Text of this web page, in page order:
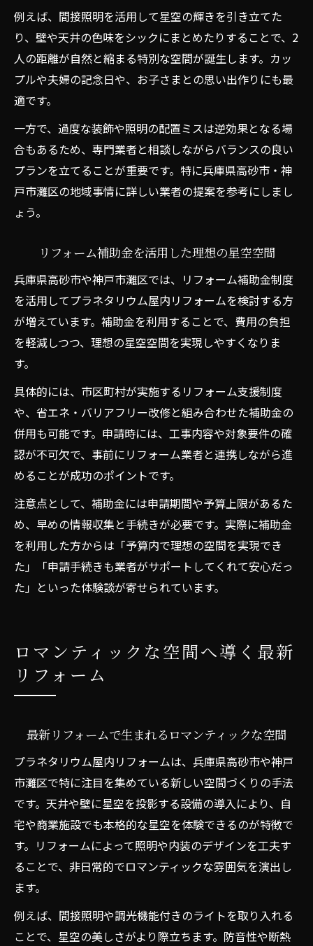
例えば、間接照明を活用して星空の輝きを引き立てた
り、壁や天井の色味をシックにまとめたりすることで、2
人の距離が自然と縮まる特別な空間が誕生します。カッ
プルや夫婦の記念日や、お子さまとの思い出作りにも最
適です。
一方で、過度な装飾や照明の配置ミスは逆効果となる場
合もあるため、専門業者と相談しながらバランスの良い
プランを立てることが重要です。特に兵庫県高砂市・神
戸市灘区の地域事情に詳しい業者の提案を参考にしまし
ょう。
リフォーム補助金を活用した理想の星空空間
兵庫県高砂市や神戸市灘区では、リフォーム補助金制度
を活用してプラネタリウム屋内リフォームを検討する方
が増えています。補助金を利用することで、費用の負担
を軽減しつつ、理想の星空空間を実現しやすくなりま
す。
具体的には、市区町村が実施するリフォーム支援制度
や、省エネ・バリアフリー改修と組み合わせた補助金の
併用も可能です。申請時には、工事内容や対象要件の確
認が不可欠で、事前にリフォーム業者と連携しながら進
めることが成功のポイントです。
注意点として、補助金には申請期間や予算上限があるた
め、早めの情報収集と手続きが必要です。実際に補助金
を利用した方からは「予算内で理想の空間を実現でき
た」「申請手続きも業者がサポートしてくれて安心だっ
た」といった体験談が寄せられています。
ロマンティックな空間へ導く最新
リフォーム
最新リフォームで生まれるロマンティックな空間
プラネタリウム屋内リフォームは、兵庫県高砂市や神戸
市灘区で特に注目を集めている新しい空間づくりの手法
です。天井や壁に星空を投影する設備の導入により、自
宅や商業施設でも本格的な星空を体験できるのが特徴で
す。リフォームによって照明や内装のデザインを工夫す
ることで、非日常的でロマンティックな雰囲気を演出し
ます。
例えば、間接照明や調光機能付きのライトを取り入れる
ことで、星空の美しさがより際立ちます。防音性や断熱